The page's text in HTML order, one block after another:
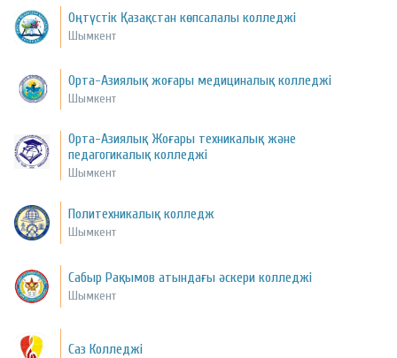
Оңтүстік Қазақстан көпсалалы колледжі
Шымкент
Орта-Азиялық жоғары медициналық колледжі
Шымкент
Орта-Азиялық Жоғары техникалық және
педагогикалық колледжі
Шымкент
Политехникалық колледж
Шымкент
Сабыр Рақымов атындағы әскери колледжі
Шымкент
Саз Колледжі